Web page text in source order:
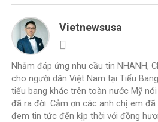
Vietnewsusa
Nhằm đáp ứng nhu cầu tin NHANH,
cho người dân Việt Nam tại Tiểu
tiểu bang khác trên toàn nước Mỹ nói
đã ra đời. Cảm ơn các anh chị em
đem tin tức đến kịp thời với đồng